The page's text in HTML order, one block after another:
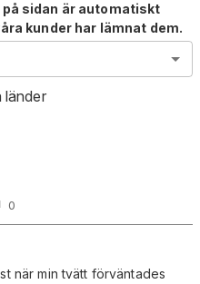
sidan är automatiskt
kunder har lämnat dem.
länder
0
när min tvätt förväntades